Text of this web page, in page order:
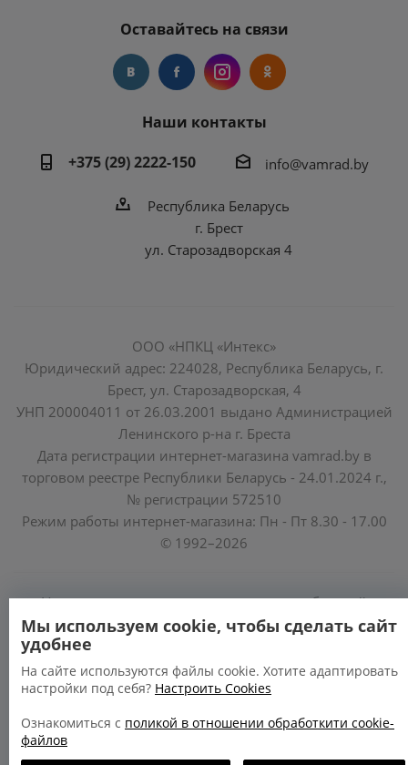
Оставайтесь на связи
Наши контакты
+375 (29) 2222-150
info@vamrad.by
Республика Беларусь
г. Брест
ул. Старозадворская 4
ООО «НПКЦ «Интекс»
Юридический адрес: 224028, Республика Беларусь, г.
Брест, ул. Старозадворская, 4
УНП 200004011 от 26.03.2001 выдано Администрацией
Ленинского р-на г. Бреста
Дата регистрации интернет-магазина vamrad.by в
торговом реестре Республики Беларусь - 24.01.2024 г.,
№ регистрации 572510
Режим работы интернет-магазина: Пн - Пт 8.30 - 17.00
© 1992–2026
Уполномоченные по защите прав потребителей
облисполкомов, Минского горисполкома:
https://www.mart.gov.by/activity/zashchita-prav-
potrebiteley/
БРЕСТСКАЯ ОБЛАСТЬ тел. (80162) 26 97 69;
Мы используем cookie, чтобы сделать сайт
удобнее
На сайте используются файлы cookie. Хотите адаптировать
настройки под себя? Настроить Cookies
Ознакомиться с поликой в отношении обработкити cookie-
файлов